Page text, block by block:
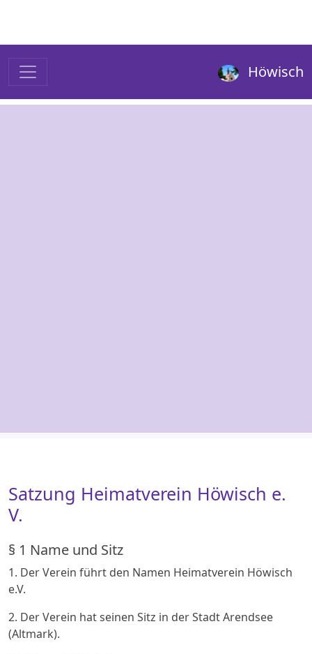
Höwisch
Satzung Heimatverein Höwisch e.
V.
§ 1 Name und Sitz
1. Der Verein führt den Namen Heimatverein Höwisch
e.V.
2. Der Verein hat seinen Sitz in der Stadt Arendsee
(Altmark).